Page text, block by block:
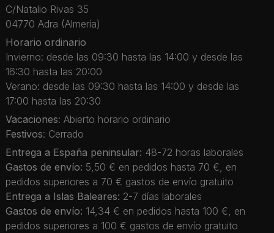
C/Natalio Rivas 35
04770 Adra (Almería)
Horario ordinario
Invierno: desde las 09:30 hasta las 14:00 y desde las
16:30 hasta las 20:00
Verano: desde las 09:30 hasta las 14:00 y desde las
17:00 hasta las 20:30
Vacaciones: Abierto horario ordinario
Festivos: Cerrado
Entrega a España peninsular: 48-72 horas laborales
Gastos de envío: 5,50 € en pedidos hasta 70 €, en
pedidos superiores a 70 € gastos de envío gratuito
Entrega a Islas Baleares: 2-7 días laborales
Gastos de envío: 14,34 € en pedidos hasta 100 €, en
pedidos superiores a 100 € gastos de envío gratuito